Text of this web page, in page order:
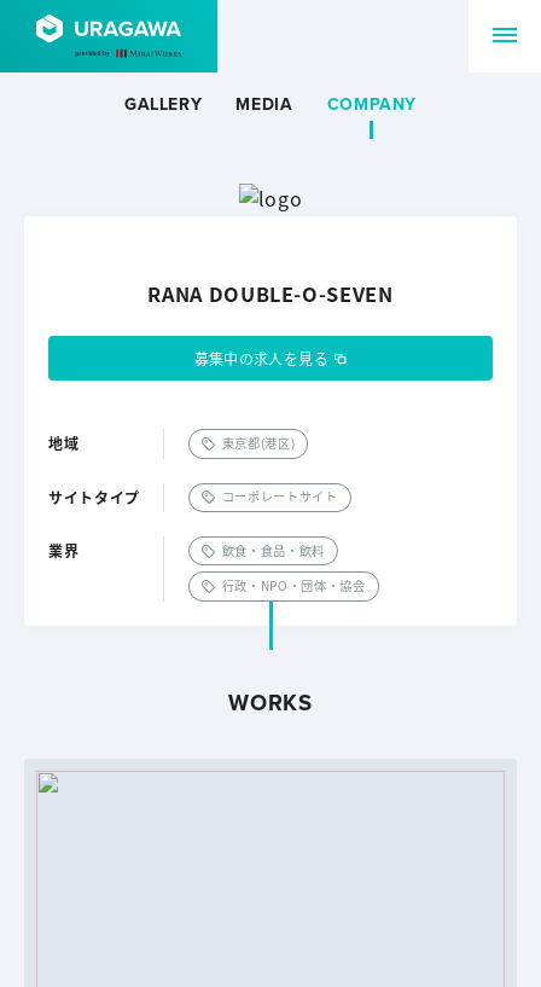
GALLERY MEDIA COMPANY
RANA DOUBLE-O-SEVEN
募集中の求人を見る
地域 東京都(港区)
サイトタイプ コーポレートサイト
業界
飲食・食品・飲料
行政・NPO・団体・協会
WORKS